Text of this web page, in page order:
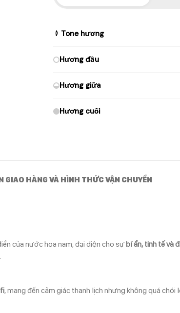
Tone hương
Hương đầu
Hương giữa
Hương cuối
GIAO HÀNG VÀ HÌNH THỨC VẬN CHUYỂN
của nước hoa nam, đại diện cho sựbí ẩn, tinh tế và
, mang đến cảm giác thanh lịch nhưng không quá